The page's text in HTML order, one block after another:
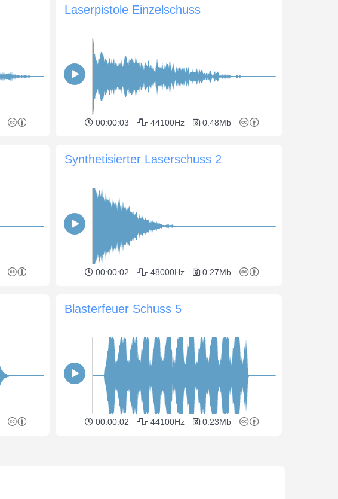
Laserpistole Einzelschuss
00:00:03 44100Hz 0.48Mb
Synthetisierter Laserschuss 2
00:00:02 48000Hz 0.27Mb
Blasterfeuer Schuss 5
00:00:02 44100Hz 0.23Mb